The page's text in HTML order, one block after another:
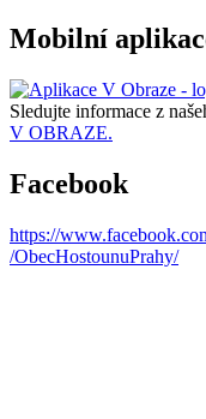
Mobilní
Sledujte informace z
V OBRAZE.
Facebook
https://
/ObecHostounuPrahy/